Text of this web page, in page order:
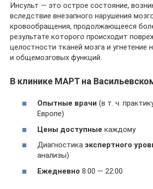
Инсульт — это острое состояние,
вследствие внезапного нарушения
кровообращения, продолжающееся
результате которого происходит
целостности тканей мозга и угнетение
и общемозговых функций.
В клинике МАРТ на
Опытные врачи (в т. ч.
Европе)
Цены доступные каждому
Диагностика экспертного
анализы)
Ежедневно 8:00 — 22:00